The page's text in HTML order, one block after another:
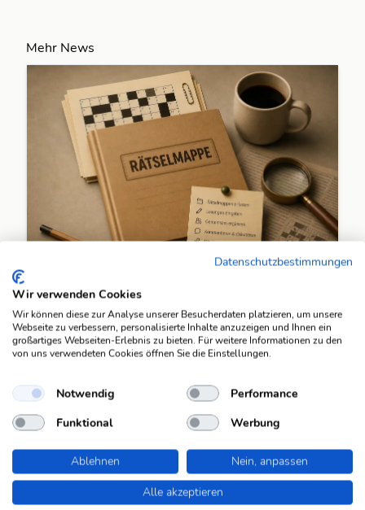
Mehr News
4. Mai 2026
Rätselmappen
Rätsel gemeinsam lösen.
Datenschutzbestimmungen
Wir verwenden Cookies
Wir können diese zur Analyse unserer Besucherdaten platzieren, um unsere
Webseite zu verbessern, personalisierte Inhalte anzuzeigen und Ihnen ein
großartiges Webseiten-Erlebnis zu bieten. Für weitere Informationen zu den
von uns verwendeten Cookies öffnen Sie die Einstellungen.
Notwendig
Performance
Funktional
Werbung
Ablehnen
Nein, anpassen
Alle akzeptieren